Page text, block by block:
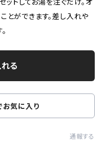
ットしてお湯を注ぐだけ。オ
とができます。差し入れや
る
お気に入り
通報する